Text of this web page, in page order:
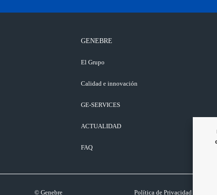
GENEBRE
El Grupo
Calidad e innovación
GE-SERVICES
ACTUALIDAD
FAQ
© Genebre Política de Privacidad